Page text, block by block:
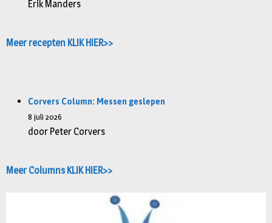
Erik Manders
Meer recepten KLIK HIER>>
Corvers Column: Messen geslepen
8 juli 2026
door Peter Corvers
Meer Columns KLIK HIER>>